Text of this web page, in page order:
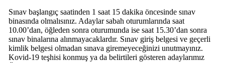
Sınav başlangıç saatinden 1 saat 15 dakika öncesinde sınav
binasında olmalısınız. Adaylar sabah oturumlarında saat
10.00’dan, öğleden sonra oturumunda ise saat 15.30’dan sonra
sınav binalarına alınmayacaklardır. Sınav giriş belgesi ve geçerli
kimlik belgesi olmadan sınava giremeyeceğinizi unutmayınız.
Kovid-19 teşhisi konmuş ya da belirtileri gösteren adaylarımız